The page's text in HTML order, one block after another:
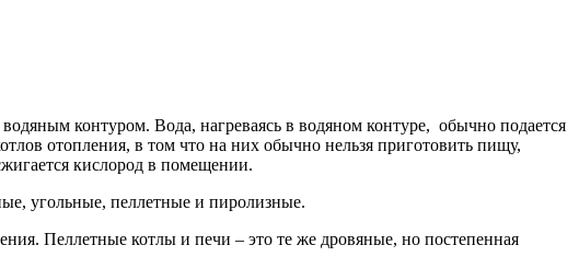
контуром. Вода, нагреваясь в водяном контуре, обычно подается
отопления, в том что на них обычно нельзя приготовить пищу,
кислород в помещении.
угольные, пеллетные и пиролизные.
Пеллетные котлы и печи – это те же дровяные, но постепенная